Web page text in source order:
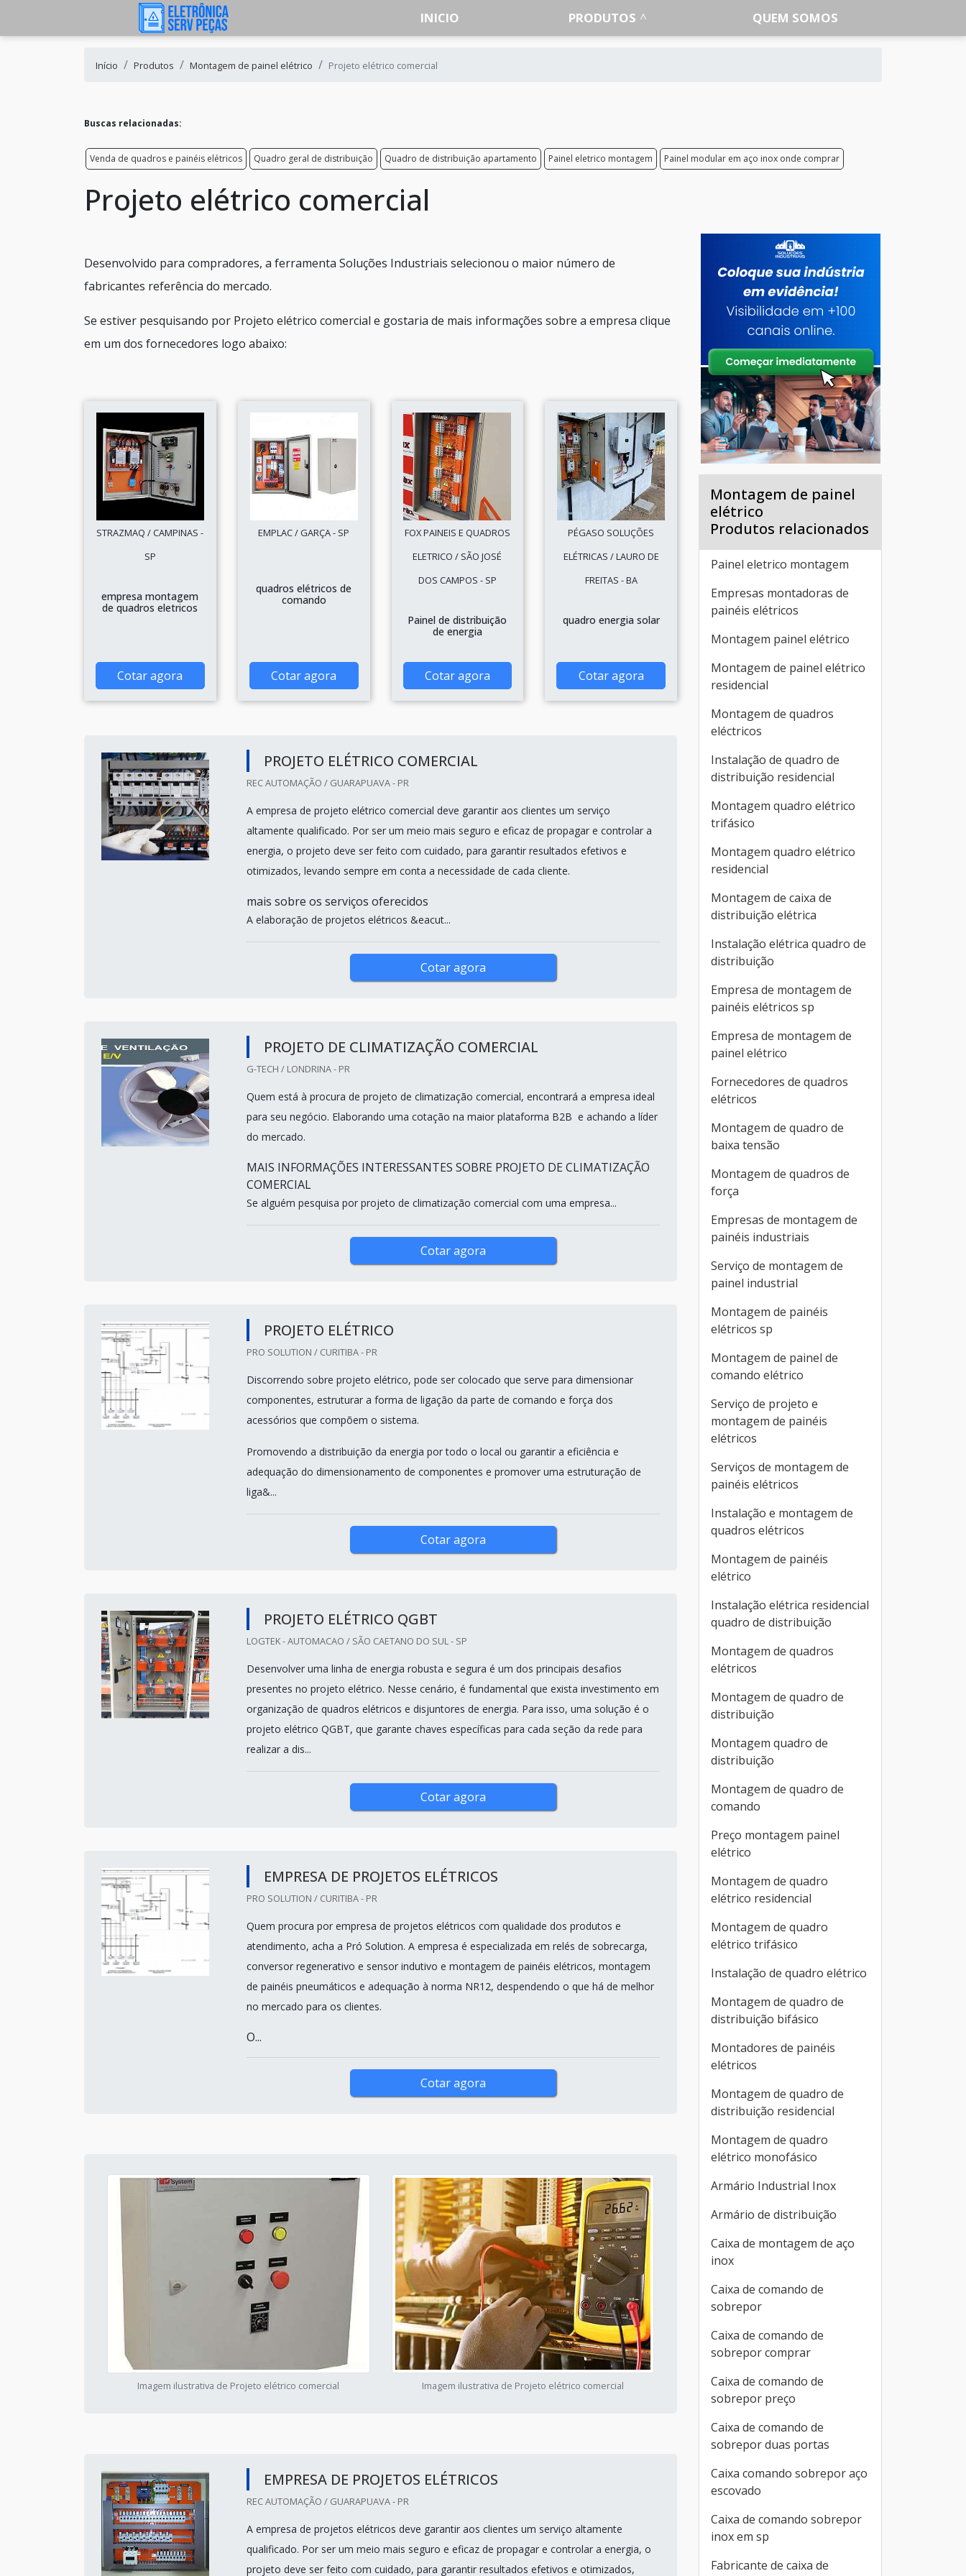
INICIO PRODUTOS QUEM SOMOS
Início Produtos Montagem de painel elétrico Projeto elétrico comercial
Buscas relacionadas:
Venda de quadros e painéis elétricos Quadro geral de distribuição Quadro de distribuição apartamento Painel eletrico montagem Painel modular em aço inox onde comprar
Projeto elétrico comercial
Desenvolvido para compradores, a ferramenta Soluções Industriais selecionou o maior número de
fabricantes referência do mercado.
Se estiver pesquisando por Projeto elétrico comercial e gostaria de mais informações sobre a empresa clique
em um dos fornecedores logo abaixo:
STRAZMAQ / CAMPINAS -
SP
empresa montagem
de quadros eletricos
Cotar agora
EMPLAC / GARÇA - SP
quadros elétricos de
comando
Cotar agora
FOX PAINEIS E QUADROS
ELETRICO / SÃO JOSÉ
DOS CAMPOS - SP
Painel de distribuição
de energia
Cotar agora
PÉGASO SOLUÇÕES
ELÉTRICAS / LAURO DE
FREITAS - BA
quadro energia solar
Cotar agora
PROJETO ELÉTRICO COMERCIAL
REC AUTOMAÇÃO / GUARAPUAVA - PR
A empresa de projeto elétrico comercial deve garantir aos clientes um serviço
altamente qualificado. Por ser um meio mais seguro e eficaz de propagar e controlar a
energia, o projeto deve ser feito com cuidado, para garantir resultados efetivos e
otimizados, levando sempre em conta a necessidade de cada cliente.
mais sobre os serviços oferecidos
A elaboração de projetos elétricos &eacut...
Cotar agora
PROJETO DE CLIMATIZAÇÃO COMERCIAL
G-TECH / LONDRINA - PR
Quem está à procura de projeto de climatização comercial, encontrará a empresa ideal
para seu negócio. Elaborando uma cotação na maior plataforma B2B e achando a líder
do mercado.
MAIS INFORMAÇÕES INTERESSANTES SOBRE PROJETO DE CLIMATIZAÇÃO
COMERCIAL
Se alguém pesquisa por projeto de climatização comercial com uma empresa...
Cotar agora
PROJETO ELÉTRICO
PRO SOLUTION / CURITIBA - PR
Discorrendo sobre projeto elétrico, pode ser colocado que serve para dimensionar
componentes, estruturar a forma de ligação da parte de comando e força dos
acessórios que compõem o sistema.
Promovendo a distribuição da energia por todo o local ou garantir a eficiência e
adequação do dimensionamento de componentes e promover uma estruturação de
liga&...
Cotar agora
PROJETO ELÉTRICO QGBT
LOGTEK - AUTOMACAO / SÃO CAETANO DO SUL - SP
Desenvolver uma linha de energia robusta e segura é um dos principais desafios
presentes no projeto elétrico. Nesse cenário, é fundamental que exista investimento em
organização de quadros elétricos e disjuntores de energia. Para isso, uma solução é o
projeto elétrico QGBT, que garante chaves específicas para cada seção da rede para
realizar a dis...
Cotar agora
EMPRESA DE PROJETOS ELÉTRICOS
PRO SOLUTION / CURITIBA - PR
Quem procura por empresa de projetos elétricos com qualidade dos produtos e
atendimento, acha a Pró Solution. A empresa é especializada em relés de sobrecarga,
conversor regenerativo e sensor indutivo e montagem de painéis elétricos, montagem
de painéis pneumáticos e adequação à norma NR12, despendendo o que há de melhor
no mercado para os clientes.
O...
Cotar agora
Imagem ilustrativa de Projeto elétrico comercial Imagem ilustrativa de Projeto elétrico comercial
EMPRESA DE PROJETOS ELÉTRICOS
REC AUTOMAÇÃO / GUARAPUAVA - PR
A empresa de projetos elétricos deve garantir aos clientes um serviço altamente
qualificado. Por ser um meio mais seguro e eficaz de propagar e controlar a energia, o
projeto deve ser feito com cuidado, para garantir resultados efetivos e otimizados,
Montagem de painel
elétrico
Produtos relacionados
Painel eletrico montagem
Empresas montadoras de
painéis elétricos
Montagem painel elétrico
Montagem de painel elétrico
residencial
Montagem de quadros
eléctricos
Instalação de quadro de
distribuição residencial
Montagem quadro elétrico
trifásico
Montagem quadro elétrico
residencial
Montagem de caixa de
distribuição elétrica
Instalação elétrica quadro de
distribuição
Empresa de montagem de
painéis elétricos sp
Empresa de montagem de
painel elétrico
Fornecedores de quadros
elétricos
Montagem de quadro de
baixa tensão
Montagem de quadros de
força
Empresas de montagem de
painéis industriais
Serviço de montagem de
painel industrial
Montagem de painéis
elétricos sp
Montagem de painel de
comando elétrico
Serviço de projeto e
montagem de painéis
elétricos
Serviços de montagem de
painéis elétricos
Instalação e montagem de
quadros elétricos
Montagem de painéis
elétrico
Instalação elétrica residencial
quadro de distribuição
Montagem de quadros
elétricos
Montagem de quadro de
distribuição
Montagem quadro de
distribuição
Montagem de quadro de
comando
Preço montagem painel
elétrico
Montagem de quadro
elétrico residencial
Montagem de quadro
elétrico trifásico
Instalação de quadro elétrico
Montagem de quadro de
distribuição bifásico
Montadores de painéis
elétricos
Montagem de quadro de
distribuição residencial
Montagem de quadro
elétrico monofásico
Armário Industrial Inox
Armário de distribuição
Caixa de montagem de aço
inox
Caixa de comando de
sobrepor
Caixa de comando de
sobrepor comprar
Caixa de comando de
sobrepor preço
Caixa de comando de
sobrepor duas portas
Caixa comando sobrepor aço
escovado
Caixa de comando sobrepor
inox em sp
Fabricante de caixa de